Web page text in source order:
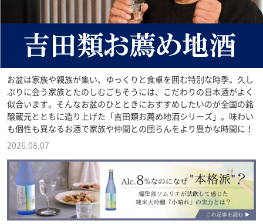
お盆は家族や親族が集い、ゆっくりと食卓を囲む特別な時季。久し
ぶりに会う家族とたのしむごちそうには、こだわりの日本酒がよく
似合います。そんなお盆のひとときにおすすめしたいのが全国の銘
醸蔵元とともに造り上げた「吉田類お薦め地酒シリーズ」。味わい
も個性も異なるお酒で家族や仲間との団らんをより豊かな時間に！
2026.08.07